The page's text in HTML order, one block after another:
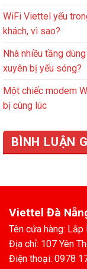
WiFi Viettel yếu
khách, vì sao?
Nhà nhiều tầng
xuyên bị yếu sóng?
Một chiếc modem
bị cùng lúc
BÌNH LUẬN
Viettel Đà
Tên cửa hàng:
Địa chỉ: 107 Yên
Điện thoại: 0978